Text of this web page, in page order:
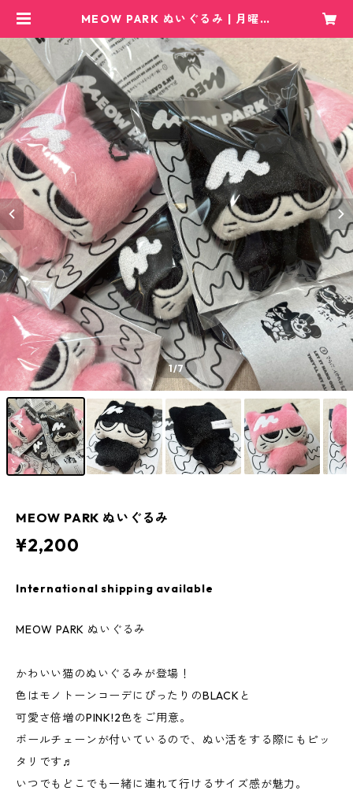
MEOW PARK ぬいぐるみ | 月曜の
1/7
MEOW PARK ぬいぐるみ
¥2,200
International shipping available
MEOW PARK ぬいぐるみ
かわいい猫のぬいぐるみが登場！
色はモノトーンコーデにぴったりのBLACKと
可愛さ倍増のPINK!2色をご用意。
ボールチェーンが付いているので、ぬい活をする際にもピッ
タリです♬
いつでもどこでも一緒に連れて行けるサイズ感が魅力。